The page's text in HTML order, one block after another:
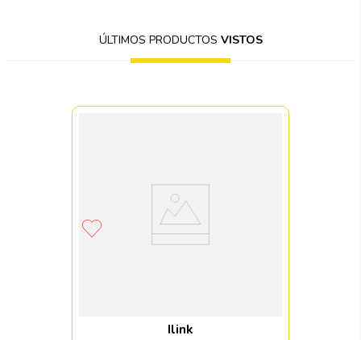
ÚLTIMOS PRODUCTOS VISTOS
Ilink